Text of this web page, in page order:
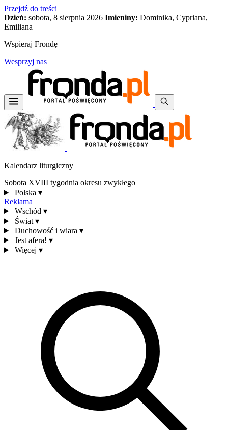
Przejdź do treści
Dzień: sobota, 8 sierpnia 2026 Imieniny: Dominika, Cypriana,
Emiliana
Wspieraj Frondę
Wesprzyj nas
Kalendarz liturgiczny
Sobota XVIII tygodnia okresu zwykłego
Polska ▾
Reklama
Wschód ▾
Świat ▾
Duchowość i wiara ▾
Jest afera! ▾
Więcej ▾